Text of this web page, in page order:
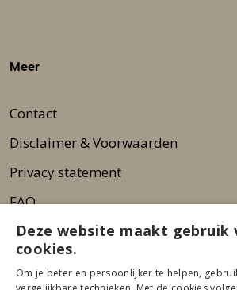
Meer
Contact
Disclaimer & Voorwaarden
Privacy statement
FAQ
Wie zijn wij?
Nieuwsbrief
Deze website maakt gebruik
cookies.
Om je beter en persoonlijker te helpen,